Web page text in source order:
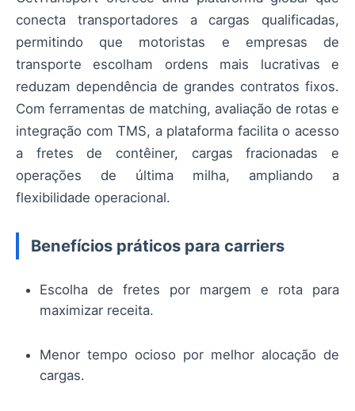
conecta transportadores a cargas qualificadas,
permitindo que motoristas e empresas de
transporte escolham ordens mais lucrativas e
reduzam dependência de grandes contratos fixos.
Com ferramentas de matching, avaliação de rotas e
integração com TMS, a plataforma facilita o acesso
a fretes de contêiner, cargas fracionadas e
operações de última milha, ampliando a
flexibilidade operacional.
Benefícios práticos para carriers
Escolha de fretes por margem e rota para
maximizar receita.
Menor tempo ocioso por melhor alocação de
cargas.